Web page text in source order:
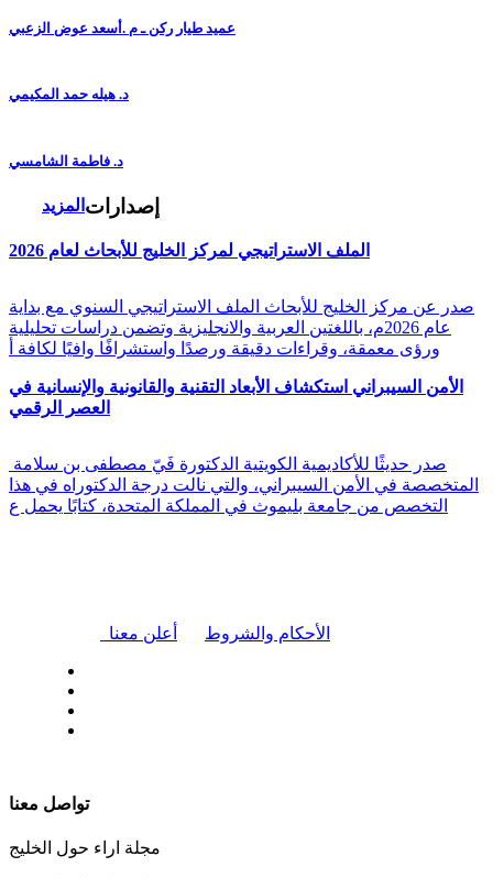
عميد طيار ركن ـ م .أسعد عوض الزعبي
د. هيله حمد المكيمي
د. فاطمة الشامسي
المزيد إصدارات
الملف الاستراتيجي لمركز الخليج للأبحاث لعام 2026
صدر عن مركز الخليج للأبحاث الملف الاستراتيجي السنوي مع بداية
عام 2026م، باللغتين العربية والانجليزية وتضمن دراسات تحليلية
ورؤى معمقة، وقراءات دقيقة ورصدًا واستشرافًا وافيًا لكافة أ
الأمن السيبراني استكشاف الأبعاد التقنية والقانونية والإنسانية في
العصر الرقمي
المتخصصة في الأمن السيبراني، والتي نالت درجة الدكتوراه في هذا
التخصص من جامعة بليموث في المملكة المتحدة، كتابًا يحمل ع
أعلن معنا الأحكام والشروط
تواصل معنا
مجلة اراء حول الخليج